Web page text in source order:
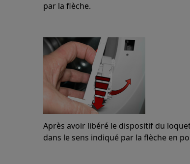
par la flèche.
Après avoir libéré le dispositif du
dans le sens indiqué par la flèche en